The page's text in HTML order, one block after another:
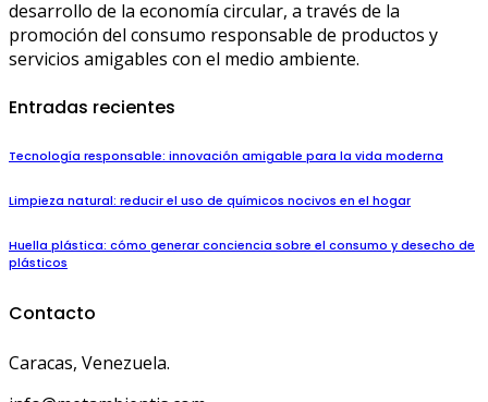
desarrollo de la economía circular, a través de la
promoción del consumo responsable de productos y
servicios amigables con el medio ambiente.
Entradas recientes
Tecnología responsable: innovación amigable para la vida moderna
Limpieza natural: reducir el uso de químicos nocivos en el hogar
Huella plástica: cómo generar conciencia sobre el consumo y desecho de
plásticos
Contacto
Caracas, Venezuela.